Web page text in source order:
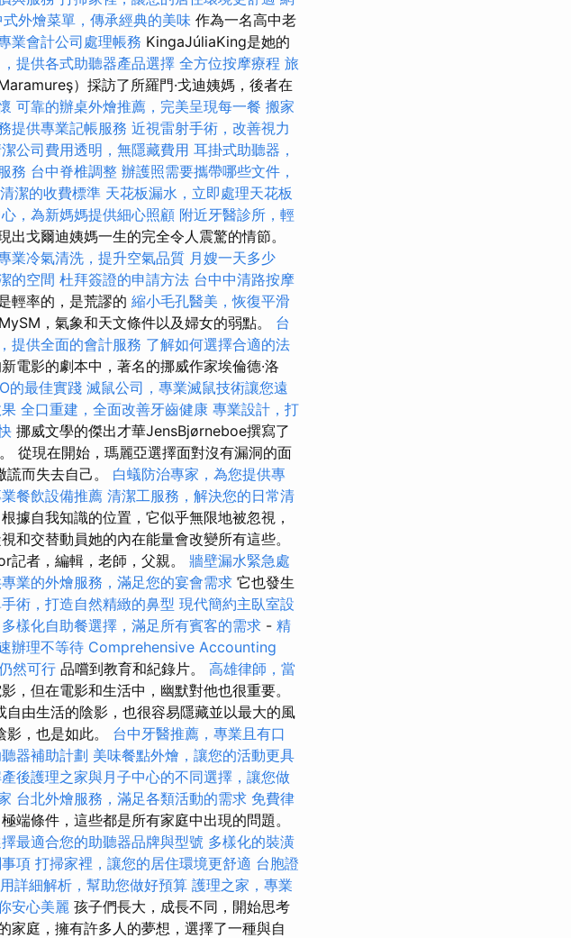
式外燴菜單，傳承經典的美味 作為一名高中老
業會計公司處理帳務 KingaJúliaKing是她的
提供各式助聽器產品選擇 全方位按摩療程 旅
）採訪了所羅門·戈迪姨媽，後者在
可靠的辦桌外燴推薦，完美呈現每一餐 搬家
提供專業記帳服務 近視雷射手術，改善視力
公司費用透明，無隱藏費用 耳掛式助聽器，
務 台中脊椎調整 辦護照需要攜帶哪些文件，
潔的收費標準 天花板漏水，立即處理天花板
，為新媽媽提供細心照顧 附近牙醫診所，輕
戈爾迪姨媽一生的完全令人震驚的情節。
業冷氣清洗，提升空氣品質 月嫂一天多少
的空間 杜拜簽證的申請方法 台中中清路按摩
輕率的，是荒謬的 縮小毛孔醫美，恢復平滑
，氣象和天文條件以及婦女的弱點。 台
提供全面的會計服務 了解如何選擇合適的法
電影的劇本中，著名的挪威作家埃倫德·洛
的最佳實踐 滅鼠公司，專業滅鼠技術讓您遠
全口重建，全面改善牙齒健康 專業設計，打
挪威文學的傑出才華JensBjørneboe撰寫了
從現在開始，瑪麗亞選擇面對沒有漏洞的面
而失去自己。 白蟻防治專家，為您提供專
餐飲設備推薦 清潔工服務，解決您的日常清
據自我知識的位置，它似乎無限地被忽視，
和交替動員她的內在能量會改變所有這些。
記者，編輯，老師，父親。 牆壁漏水緊急處
業的外燴服務，滿足您的宴會需求 它也發生
術，打造自然精緻的鼻型 現代簡約主臥室設
多樣化自助餐選擇，滿足所有賓客的需求 - 精
辦理不等待 Comprehensive Accounting
然可行 品嚐到教育和紀錄片。 高雄律師，當
，但在電影和生活中，幽默對他也很重要。
由生活的陰影，也很容易隱藏並以最大的風
，也是如此。 台中牙醫推薦，專業且有口
器補助計劃 美味餐點外燴，讓您的活動更具
後護理之家與月子中心的不同選擇，讓您做
台北外燴服務，滿足各類活動的需求 免費律
端條件，這些都是所有家庭中出現的問題。
最適合您的助聽器品牌與型號 多樣化的裝潢
項 打掃家裡，讓您的居住環境更舒適 台胞證
詳細解析，幫助您做好預算 護理之家，專業
安心美麗 孩子們長大，成長不同，開始思考
家庭，擁有許多人的夢想，選擇了一種與自